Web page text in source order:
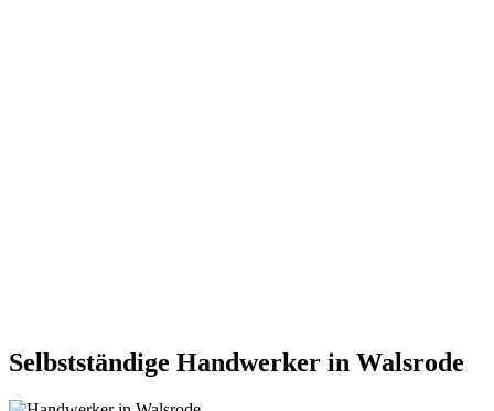
Selbstständige Handwerker in Walsrode